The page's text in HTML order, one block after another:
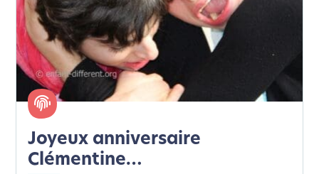
Joyeux anniversaire
Clémentine…